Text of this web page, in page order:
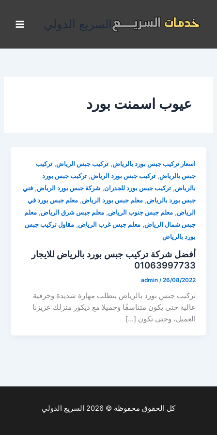
المحتوى
السريع الدولي
عيوب اسمنت بورد
اسعار تركيب جبس بورد بالرياض,تركيب جبس الرياض,تركيب
جبس بالرياض,تركيب جبس بورد الرياض,تركيب جبس بورد
بالرياض,تركيب جبس بورد للجدران,شركة جبس بورد الرياض,فني
جبس بورد بالرياض,معلم جبس بورد الرياض,معلم جبس بورد في
الرياض,معلم جبس جنوب الرياض,معلم جبس شرق الرياض,معلم
جبس شمال الرياض,معلم جبس غرب الرياض,مقاول تركيب جبس
بورد بالرياض
أفضل شركة تركيب جبس بورد بالرياض للايجار
01063997733
admin /26/08/2022
تركيب جبس بورد بالرياض يتطلب مهارة شديدة وحرفية
عالية حتى يكون متناسقًا وجميلا مع ديكور منزلك عزيزنا
العميل، وحتى تكون […]
كل الحقوق محفوظة © 2026 السريع الدولي